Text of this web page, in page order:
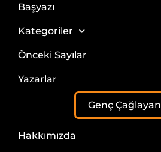
Başyazı
Kategoriler
Önceki Sayılar
Yazarlar
Genç Çağlayan
Hakkımızda